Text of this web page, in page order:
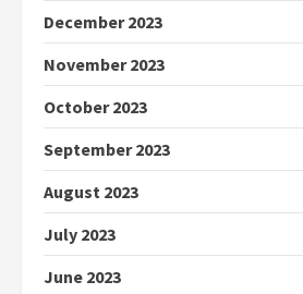
December 2023
November 2023
October 2023
September 2023
August 2023
July 2023
June 2023